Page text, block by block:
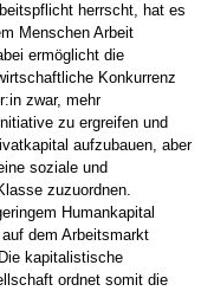
herrscht, hat es
Menschen Arbeit
ermöglicht die
Konkurrenz
zwar, mehr
zu ergreifen und
aufzubauen, aber
soziale und
zuzuordnen.
Humankapital
dem Arbeitsmarkt
kapitalistische
ordnet somit die